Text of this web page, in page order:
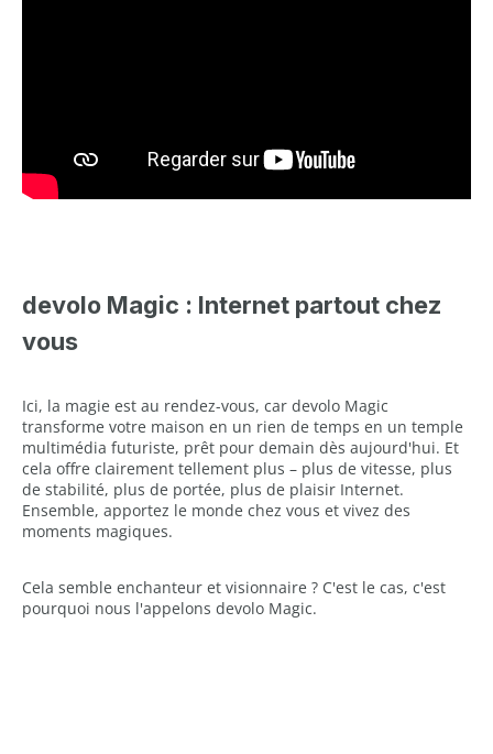
devolo Magic : Internet partout chez
vous
Ici, la magie est au rendez-vous, car devolo Magic
transforme votre maison en un rien de temps en un temple
multimédia futuriste, prêt pour demain dès aujourd'hui. Et
cela offre clairement tellement plus – plus de vitesse, plus
de stabilité, plus de portée, plus de plaisir Internet.
Ensemble, apportez le monde chez vous et vivez des
moments magiques.
Cela semble enchanteur et visionnaire ? C'est le cas, c'est
pourquoi nous l'appelons devolo Magic.